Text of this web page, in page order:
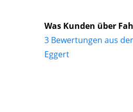
Was Kunden über
3 Bewertungen aus
Eggert